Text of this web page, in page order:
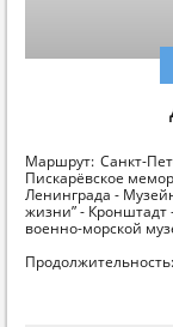
Маршрут: Санкт-
Пискарёвское
Ленинграда -
жизни” -
военно-морской
Продолжительность: